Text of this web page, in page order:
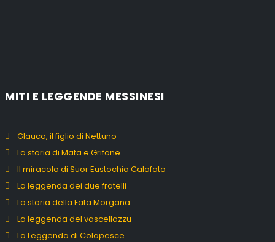
MITI E LEGGENDE MESSINESI
Glauco, il figlio di Nettuno
La storia di Mata e Grifone
Il miracolo di Suor Eustochia Calafato
La leggenda dei due fratelli
La storia della Fata Morgana
La leggenda del vascellazzu
La Leggenda di Colapesce